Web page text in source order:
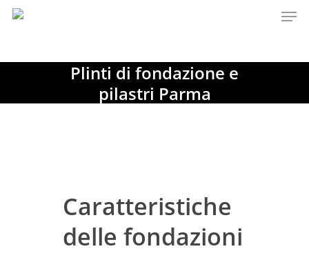
Hit enter to search or ESC to close
Plinti di fondazione e
pilastri Parma
Caratteristiche
delle fondazioni